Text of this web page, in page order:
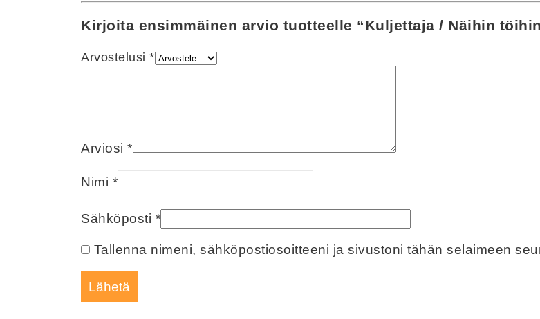
Kirjoita ensimmäinen arvio tuotteelle “Kuljettaja / Näihin
Arvostelusi *
Arviosi *
Nimi *
Sähköposti *
Tallenna nimeni, sähköpostiosoitteeni ja sivustoni tähän selaimeen